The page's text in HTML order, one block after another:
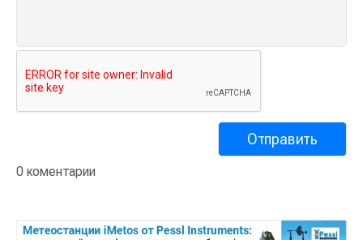
0 коментарии